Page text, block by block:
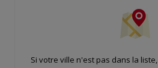
Si votre ville n'est pas dans la liste,